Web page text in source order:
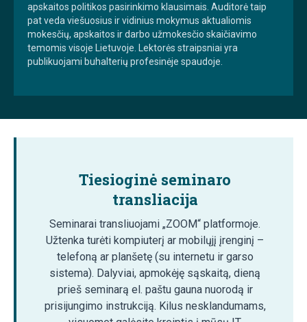
apskaitos politikos pasirinkimo klausimais. Auditorė taip
pat veda viešuosius ir vidinius mokymus aktualiomis
mokesčių, apskaitos ir darbo užmokesčio skaičiavimo
temomis visoje Lietuvoje. Lektorės straipsniai yra
publikuojami buhalterių profesinėje spaudoje.
Tiesioginė seminaro
transliacija
Seminarai transliuojami „ZOOM“ platformoje.
Užtenka turėti kompiuterį ar mobilųjį įrenginį –
telefoną ar planšetę (su internetu ir garso
sistema). Dalyviai, apmokėję sąskaitą, dieną
prieš seminarą el. paštu gauna nuorodą ir
prisijungimo instrukciją. Kilus nesklandumams,